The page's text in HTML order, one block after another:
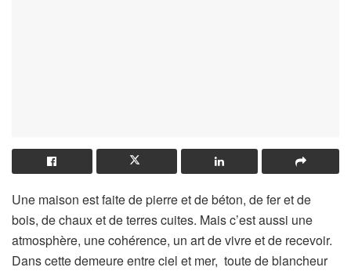
Une maison est faite de pierre et de béton, de fer et de
bois, de chaux et de terres cuites. Mais c’est aussi une
atmosphère, une cohérence, un art de vivre et de recevoir.
Dans cette demeure entre ciel et mer, toute de blancheur